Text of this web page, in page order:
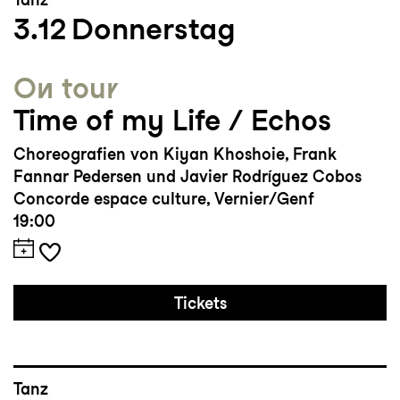
aufgetreten
3.12 Donnerstag
On tour
Time of my Life / Echos
Choreografien von Kiyan Khoshoie, Frank
Fannar Pedersen und Javier Rodríguez Cobos
Concorde espace culture, Vernier/Genf
19:00
Tickets
Tanz